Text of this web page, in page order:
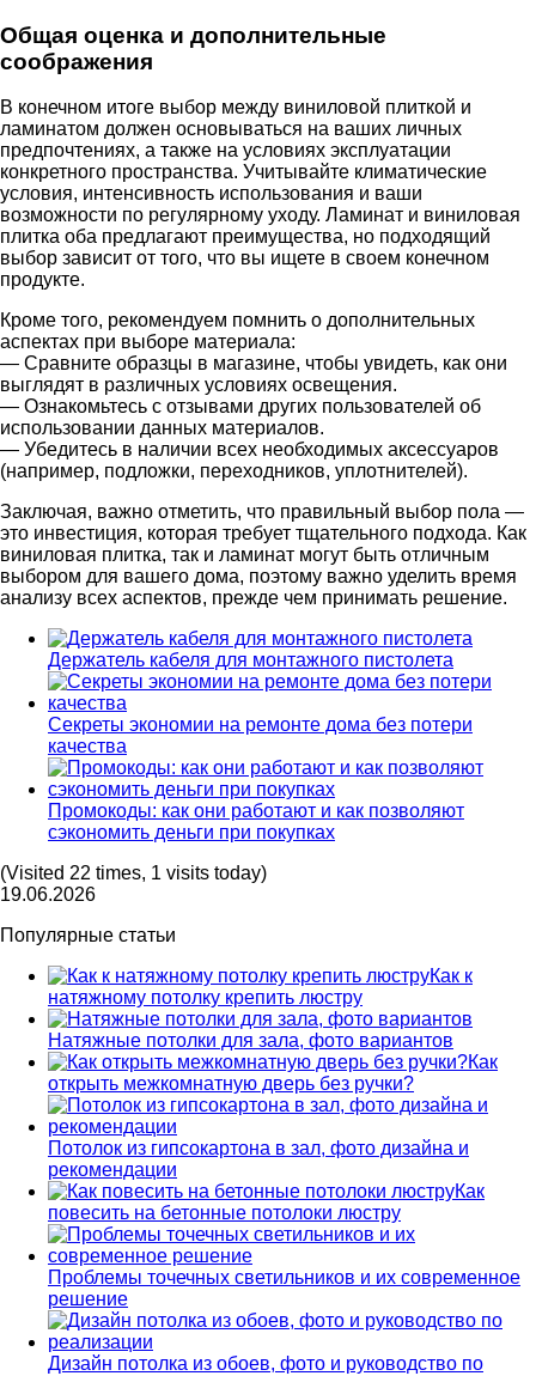
Общая оценка и дополнительные
соображения
В конечном итоге выбор между виниловой плиткой и
ламинатом должен основываться на ваших личных
предпочтениях, а также на условиях эксплуатации
конкретного пространства. Учитывайте климатические
условия, интенсивность использования и ваши
возможности по регулярному уходу. Ламинат и виниловая
плитка оба предлагают преимущества, но подходящий
выбор зависит от того, что вы ищете в своем конечном
продукте.
Кроме того, рекомендуем помнить о дополнительных
аспектах при выборе материала:
— Сравните образцы в магазине, чтобы увидеть, как они
выглядят в различных условиях освещения.
— Ознакомьтесь с отзывами других пользователей об
использовании данных материалов.
— Убедитесь в наличии всех необходимых аксессуаров
(например, подложки, переходников, уплотнителей).
Заключая, важно отметить, что правильный выбор пола —
это инвестиция, которая требует тщательного подхода. Как
виниловая плитка, так и ламинат могут быть отличным
выбором для вашего дома, поэтому важно уделить время
анализу всех аспектов, прежде чем принимать решение.
Держатель кабеля для монтажного пистолета
Секреты экономии на ремонте дома без потери
качества
Промокоды: как они работают и как позволяют
сэкономить деньги при покупках
(Visited 22 times, 1 visits today)
19.06.2026
Популярные статьи
Как к
натяжному потолку крепить люстру
Натяжные потолки для зала, фото вариантов
Как
открыть межкомнатную дверь без ручки?
Потолок из гипсокартона в зал, фото дизайна и
рекомендации
Как
повесить на бетонные потолоки люстру
Проблемы точечных светильников и их современное
решение
Дизайн потолка из обоев, фото и руководство по